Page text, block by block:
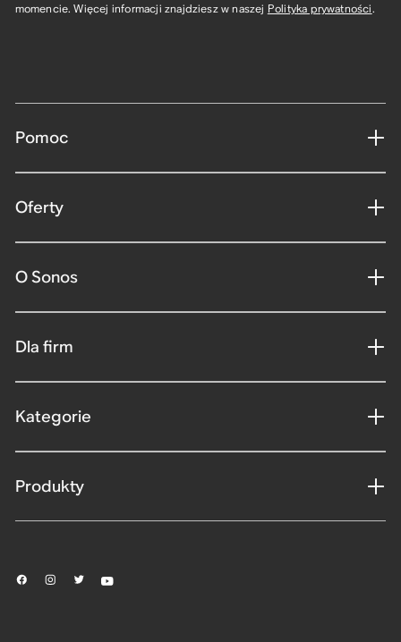
momencie. Więcej informacji znajdziesz w naszej Polityka prywatności .
Pomoc
Oferty
O Sonos
Dla firm
Kategorie
Produkty